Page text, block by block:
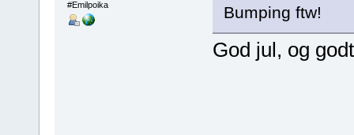
#Emilpoika Bumping ftw!
God jul, og